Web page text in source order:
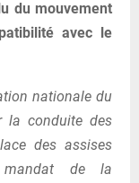
du mouvement
avec le
nationale du
la conduite des
des assises
mandat de la